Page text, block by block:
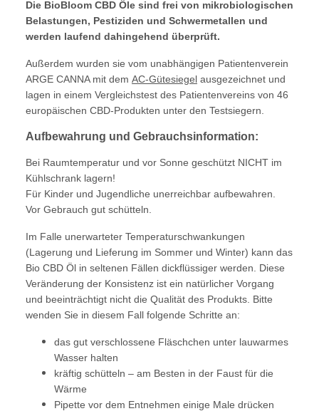
Die BioBloom CBD Öle sind frei von mikrobiologischen
Belastungen, Pestiziden und Schwermetallen und
werden laufend dahingehend überprüft.
Außerdem wurden sie vom unabhängigen Patientenverein
ARGE CANNA mit dem AC-Gütesiegel ausgezeichnet und
lagen in einem Vergleichstest des Patientenvereins von 46
europäischen CBD-Produkten unter den Testsiegern.
Aufbewahrung und Gebrauchsinformation:
Bei Raumtemperatur und vor Sonne geschützt NICHT im
Kühlschrank lagern!
Für Kinder und Jugendliche unerreichbar aufbewahren.
Vor Gebrauch gut schütteln.
Im Falle unerwarteter Temperaturschwankungen
(Lagerung und Lieferung im Sommer und Winter) kann das
Bio CBD Öl in seltenen Fällen dickflüssiger werden. Diese
Veränderung der Konsistenz ist ein natürlicher Vorgang
und beeinträchtigt nicht die Qualität des Produkts. Bitte
wenden Sie in diesem Fall folgende Schritte an:
das gut verschlossene Fläschchen unter lauwarmes
Wasser halten
kräftig schütteln – am Besten in der Faust für die
Wärme
Pipette vor dem Entnehmen einige Male drücken